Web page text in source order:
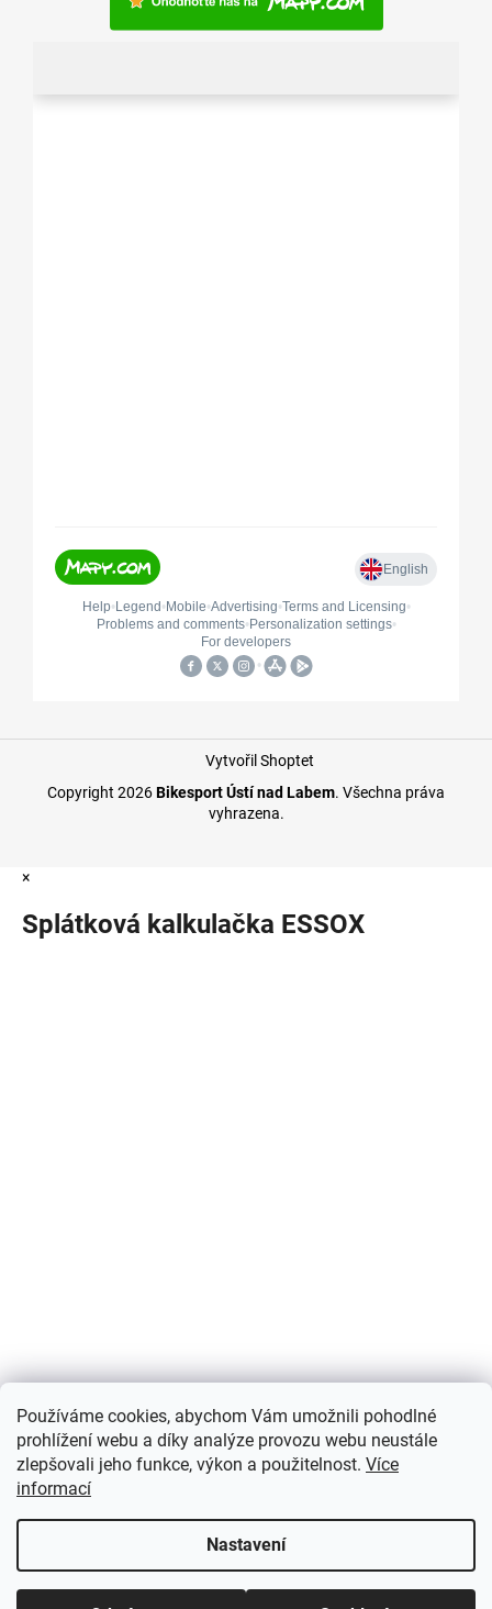
Používáme cookies, abychom Vám umožnili pohodlné
prohlížení webu a díky analýze provozu webu neustále
zlepšovali jeho funkce, výkon a použitelnost. Více
informací
Nastavení
Vytvořil Shoptet
Copyright 2026Bikesport Ústí nad Labem. Všechna práva
vyhrazena.
×
Splátková kalkulačka ESSOX